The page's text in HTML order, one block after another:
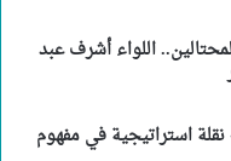
اللواء أشرف عبد
استراتيجية في مفهوم